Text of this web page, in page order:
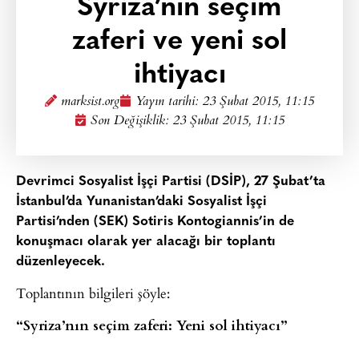
Syriza’nın seçim
zaferi ve yeni sol
ihtiyacı
marksist.org Yayın tarihi: 23 Şubat 2015, 11:15
Son Değişiklik: 23 Şubat 2015, 11:15
Devrimci Sosyalist İşçi Partisi (DSİP), 27 Şubat’ta
İstanbul’da Yunanistan’daki Sosyalist İşçi
Partisi’nden (SEK) Sotiris Kontogiannis’in de
konuşmacı olarak yer alacağı bir toplantı
düzenleyecek.
Toplantının bilgileri şöyle:
“Syriza’nın seçim zaferi: Yeni sol ihtiyacı”